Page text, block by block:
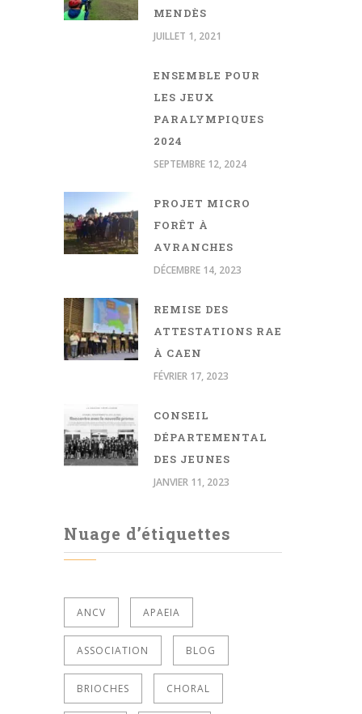
MENDÈS
JUILLET 1, 2021
ENSEMBLE POUR
LES JEUX
PARALYMPIQUES
2024
SEPTEMBRE 12, 2024
PROJET MICRO
FORÊT À
AVRANCHES
DÉCEMBRE 14, 2023
REMISE DES
ATTESTATIONS RAE
À CAEN
FÉVRIER 17, 2023
CONSEIL
DÉPARTEMENTAL
DES JEUNES
JANVIER 11, 2023
Nuage d’étiquettes
ANCV APAEIA
ASSOCIATION BLOG
BRIOCHES CHORAL